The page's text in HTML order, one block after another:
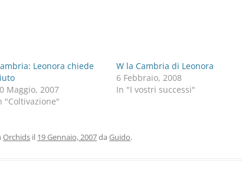
Leonora chiede
Maggio, 2007
"Coltivazione"
W la Cambria di Leonora
6 Febbraio, 2008
In "I vostri successi"
Orchids il 19 Gennaio, 2007da Guido.